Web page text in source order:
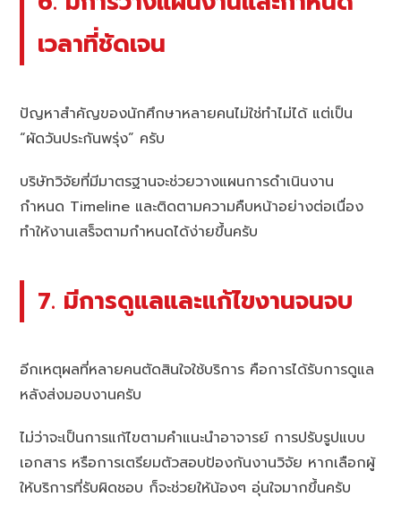
เวลาที่ชัดเจน
ปัญหาสำคัญของนักศึกษาหลายคนไม่ใช่ทำไม่ได้ แต่เป็น
“ผัดวันประกันพรุ่ง” ครับ
บริษัทวิจัยที่มีมาตรฐานจะช่วยวางแผนการดำเนินงาน
กำหนด Timeline และติดตามความคืบหน้าอย่างต่อเนื่อง
ทำให้งานเสร็จตามกำหนดได้ง่ายขึ้นครับ
7. มีการดูแลและแก้ไขงานจนจบ
อีกเหตุผลที่หลายคนตัดสินใจใช้บริการ คือการได้รับการดูแล
หลังส่งมอบงานครับ
ไม่ว่าจะเป็นการแก้ไขตามคำแนะนำอาจารย์ การปรับรูปแบบ
เอกสาร หรือการเตรียมตัวสอบป้องกันงานวิจัย หากเลือกผู้
ให้บริการที่รับผิดชอบ ก็จะช่วยให้น้องๆ อุ่นใจมากขึ้นครับ